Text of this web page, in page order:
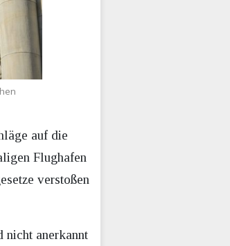
auf die
Flughafen
verstoßen
nicht anerkannt